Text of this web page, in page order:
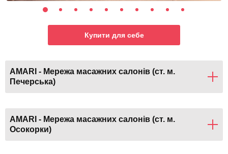
Купити для себе
AMARI - Мережа масажних салонів (ст. м.
Печерська)
AMARI - Мережа масажних салонів (ст. м.
Осокорки)